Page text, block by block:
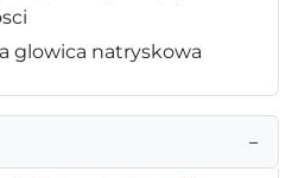
glowica natryskowa
−